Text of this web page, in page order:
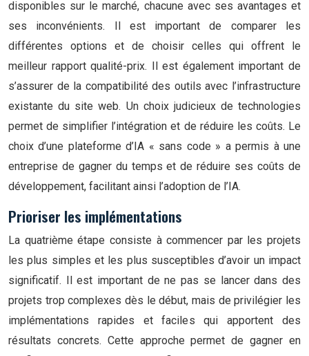
disponibles sur le marché, chacune avec ses avantages et
ses inconvénients. Il est important de comparer les
différentes options et de choisir celles qui offrent le
meilleur rapport qualité-prix. Il est également important de
s’assurer de la compatibilité des outils avec l’infrastructure
existante du site web. Un choix judicieux de technologies
permet de simplifier l’intégration et de réduire les coûts. Le
choix d’une plateforme d’IA « sans code » a permis à une
entreprise de gagner du temps et de réduire ses coûts de
développement, facilitant ainsi l’adoption de l’IA.
Prioriser les implémentations
La quatrième étape consiste à commencer par les projets
les plus simples et les plus susceptibles d’avoir un impact
significatif. Il est important de ne pas se lancer dans des
projets trop complexes dès le début, mais de privilégier les
implémentations rapides et faciles qui apportent des
résultats concrets. Cette approche permet de gagner en